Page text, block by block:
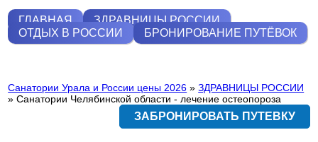
ГЛАВНАЯ
ЗДРАВНИЦЫ РОССИИ
ОТДЫХ В РОССИИ
БРОНИРОВАНИЕ ПУТЁВОК
Санатории Урала и России цены 2026 »ЗДРАВНИЦЫ РОССИИ
»Санатории Челябинской области - лечение остеопороза
ЗАБРОНИРОВАТЬ ПУТЕВКУ